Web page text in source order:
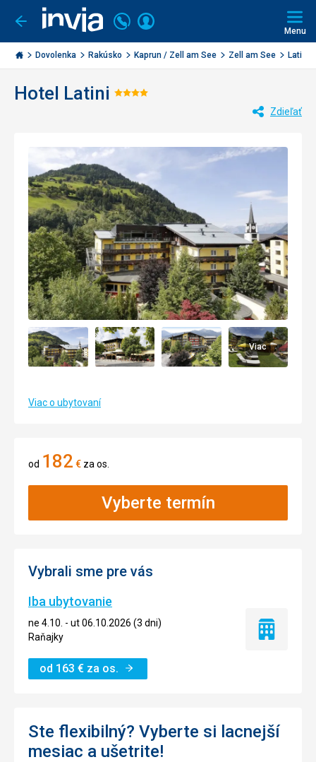
Ísť
späť
Invia.sk
Volajte
+421
2
3221
Prihlásiť
Menu
Dovolenka Rakúsko Kaprun / Zell am See Zell am See Latini
Hotel Latini Hodnotenie:
Zdieľať
Viac
Viac o ubytovaní
od 182 € za os.
Vyberte termín
Vybrali sme pre vás
Iba ubytovanie
ne 4.10. - ut 06.10.2026 (3 dni)
Raňajky
od 163 € za os.
Iba
Ste flexibilný? Vyberte si lacnejší
mesiac a ušetrite!